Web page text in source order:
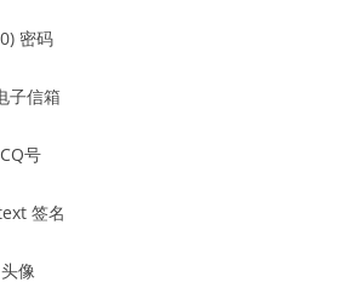
密码
子信箱
号
签名
像